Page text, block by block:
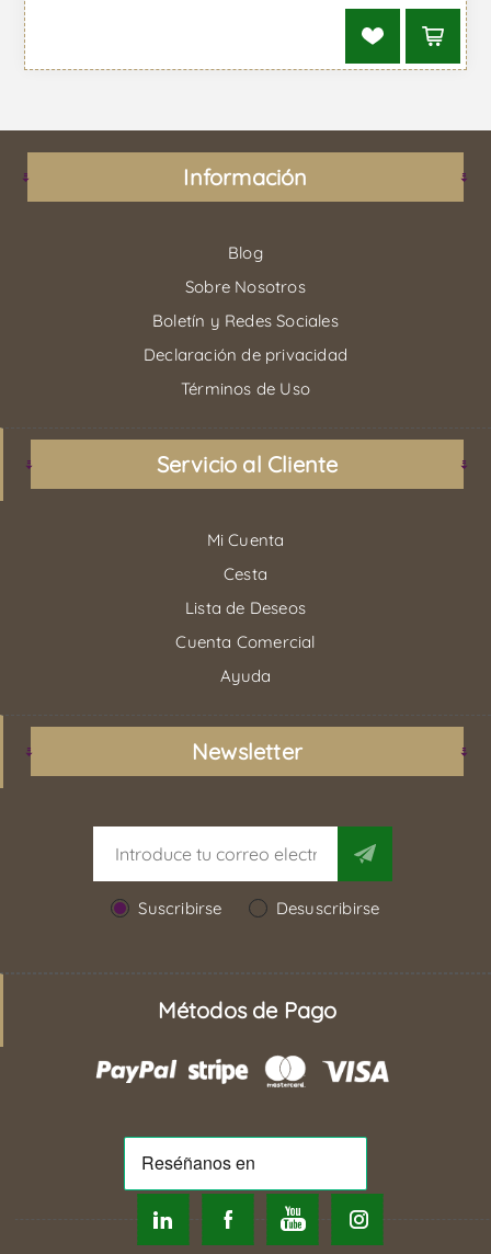
Información
Blog
Sobre Nosotros
Boletín y Redes Sociales
Declaración de privacidad
Términos de Uso
Servicio al Cliente
Mi Cuenta
Cesta
Lista de Deseos
Cuenta Comercial
Ayuda
Newsletter
Suscribirse Desuscribirse
Métodos de Pago